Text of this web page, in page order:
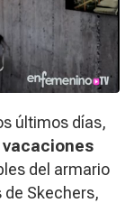
últimos días,
vacaciones
del armario
Skechers,